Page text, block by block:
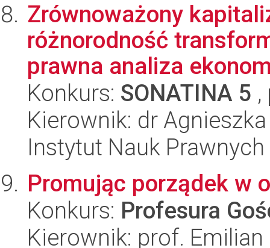
Zrównoważony
różnorodność
prawna analiza
Konkurs: SONATINA 5
Kierownik: dr
Instytut Nauk Prawnych
Promując porządek w
Konkurs: Profesura
Kierownik: prof. Emilian